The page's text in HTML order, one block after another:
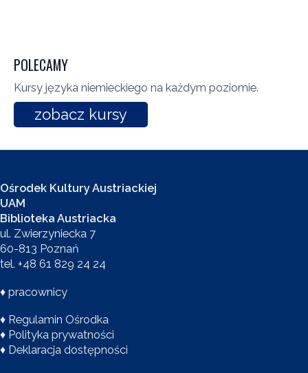
POLECAMY
Kursy języka niemieckiego na każdym poziomie.
zobacz kursy
Ośrodek Kultury Austriackiej
UAM
Biblioteka Austriacka
ul. Zwierzyniecka 7
60-813 Poznań
tel. +48 61 829 24 24
♦ pracownicy
♦ Regulamin Ośrodka
♦ Polityka prywatności
♦ Deklaracja dostępności